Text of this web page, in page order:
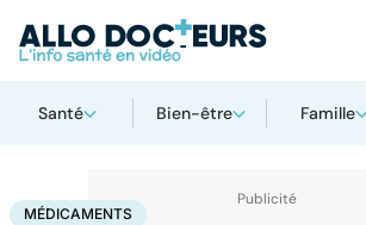
Santé Bien-être Famille
AccueilSantéMédicaments Médicaments
MÉDICAMENTS